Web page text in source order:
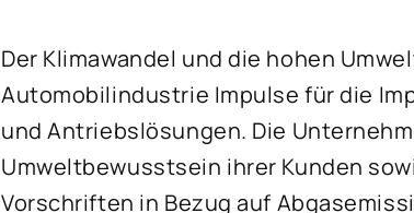
Der Klimawandel und die hohen
Automobilindustrie Impulse für die
und Antriebslösungen. Die
Umweltbewusstsein ihrer Kunden
Vorschriften in Bezug auf